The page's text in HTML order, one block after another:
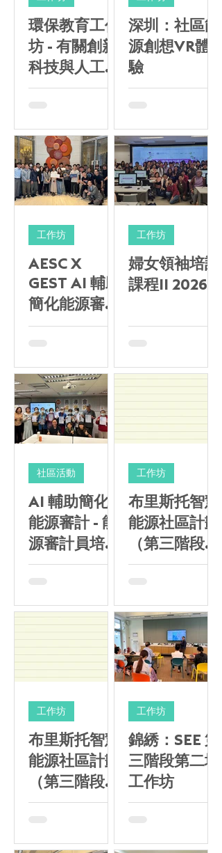
環保教育工作
坊 - 有關創新
科技與人工智
能的應用
深圳：社區能
源創想VR體
驗
AESC X
GEST AI 輔助
簡化能源審計
培訓
工作坊
婦女領袖培訓
課程II 2026
工作坊
AI 輔助簡化
能源審計 - 能
源審計員培訓
計劃
社區活動
布里斯托智慧
能源社區計劃
（第三階段）
— 第一場社
能源創意 VR
體驗及 AI 簡
易能源審計
工作坊
布里斯托智慧
能源社區計劃
（第三階段）
— 第一場青
區能源創意
工作坊
錦綉：SEE 第
三階段第二場
工作坊
工作坊